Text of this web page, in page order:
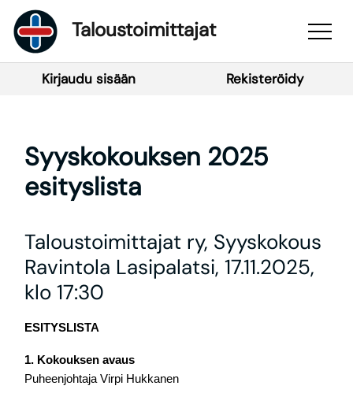
Taloustoimittajat
Kirjaudu sisään Rekisteröidy
Syyskokouksen 2025
esityslista
Taloustoimittajat ry, Syyskokous
Ravintola Lasipalatsi, 17.11.2025,
klo 17:30
ESITYSLISTA
1. Kokouksen avaus
Puheenjohtaja Virpi Hukkanen